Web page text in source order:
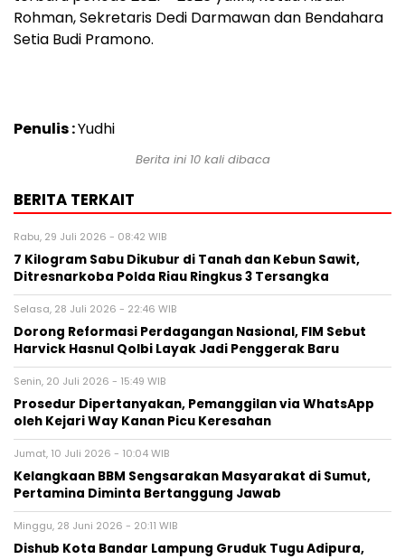
Rohman, Sekretaris Dedi Darmawan dan Bendahara
Setia Budi Pramono.
Penulis :Yudhi
Berita ini 10 kali dibaca
BERITA TERKAIT
Rabu, 29 Juli 2026 - 08:42 WIB
7 Kilogram Sabu Dikubur di Tanah dan Kebun Sawit,
Ditresnarkoba Polda Riau Ringkus 3 Tersangka
Selasa, 28 Juli 2026 - 22:46 WIB
Dorong Reformasi Perdagangan Nasional, FIM Sebut
Harvick Hasnul Qolbi Layak Jadi Penggerak Baru
Senin, 20 Juli 2026 - 15:49 WIB
Prosedur Dipertanyakan, Pemanggilan via WhatsApp
oleh Kejari Way Kanan Picu Keresahan
Jumat, 10 Juli 2026 - 10:04 WIB
Kelangkaan BBM Sengsarakan Masyarakat di Sumut,
Pertamina Diminta Bertanggung Jawab
Minggu, 28 Juni 2026 - 20:11 WIB
Dishub Kota Bandar Lampung Gruduk Tugu Adipura,